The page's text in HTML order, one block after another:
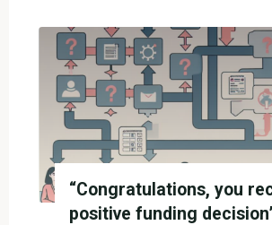
Näkyvyyttä
ja
vaikuttavuutta "
“Congratulations, you
positive funding